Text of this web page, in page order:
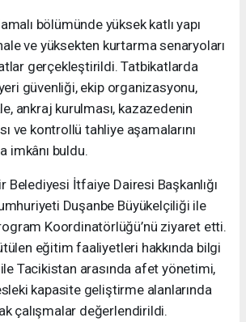
bölümünde yüksek katlı yapı
ve yüksekten kurtarma senaryoları
gerçekleştirildi. Tatbikatlarda
güvenliği, ekip organizasyonu,
ankraj kurulması, kazazedenin
ve kontrollü tahliye aşamalarını
imkânı buldu.
Belediyesi İtfaiye Dairesi Başkanlığı
Duşanbe Büyükelçiliği ile
Koordinatörlüğü’nü ziyaret etti.
eğitim faaliyetleri hakkında bilgi
Tacikistan arasında afet yönetimi,
kapasite geliştirme alanlarında
çalışmalar değerlendirildi.